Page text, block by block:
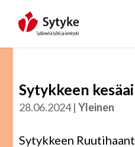
content
Sytykkeen
28.06.2024|Yleinen
Sytykkeen